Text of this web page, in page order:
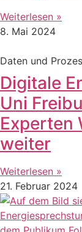
Weiterlesen »
8. Mai 2024
Daten und
Digitale
Uni
Experten
weiter
Weiterlesen »
21. Februar 2024